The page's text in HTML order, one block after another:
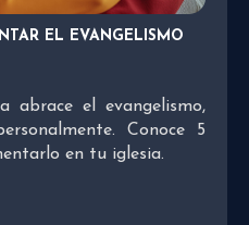
EL EVANGELISMO
abrace el evangelismo,
Conoce 5
en tu iglesia.